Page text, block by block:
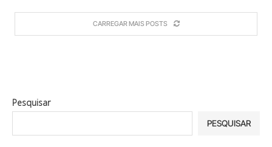
CARREGAR MAIS POSTS
Pesquisar
PESQUISAR